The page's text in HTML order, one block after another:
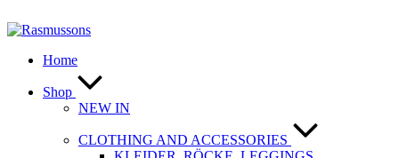
Inhalt
Home
Shop
NEW IN
CLOTHING AND ACCESSORIES